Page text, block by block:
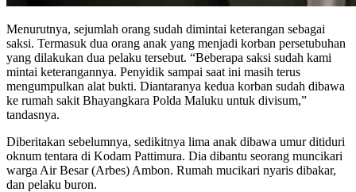
Menurutnya, sejumlah orang sudah dimintai keterangan sebagai
saksi. Termasuk dua orang anak yang menjadi korban persetubuhan
yang dilakukan dua pelaku tersebut. “Beberapa saksi sudah kami
mintai keterangannya. Penyidik sampai saat ini masih terus
mengumpulkan alat bukti. Diantaranya kedua korban sudah dibawa
ke rumah sakit Bhayangkara Polda Maluku untuk divisum,”
tandasnya.
Diberitakan sebelumnya, sedikitnya lima anak dibawa umur ditiduri
oknum tentara di Kodam Pattimura. Dia dibantu seorang muncikari
warga Air Besar (Arbes) Ambon. Rumah mucikari nyaris dibakar,
dan pelaku buron.